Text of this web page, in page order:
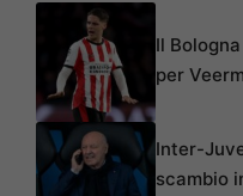
Il
per
Inter-
scambio